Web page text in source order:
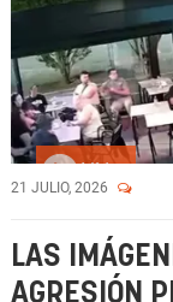
21 JULIO, 2026
LAS
AGRESIÓN